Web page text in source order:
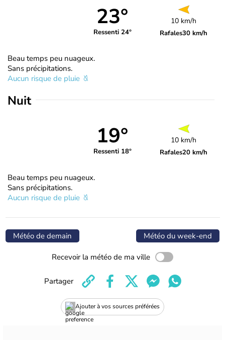
23°
Ressenti 24°
10 km/h
Rafales30 km/h
Beau temps peu nuageux.
Sans précipitations.
Aucun risque de pluie
Nuit
19°
Ressenti 18°
10 km/h
Rafales20 km/h
Beau temps peu nuageux.
Sans précipitations.
Aucun risque de pluie
Météo de demain Météo du week-end
Recevoir la météo de ma ville
Ajouter à vos sources préférées
Partager